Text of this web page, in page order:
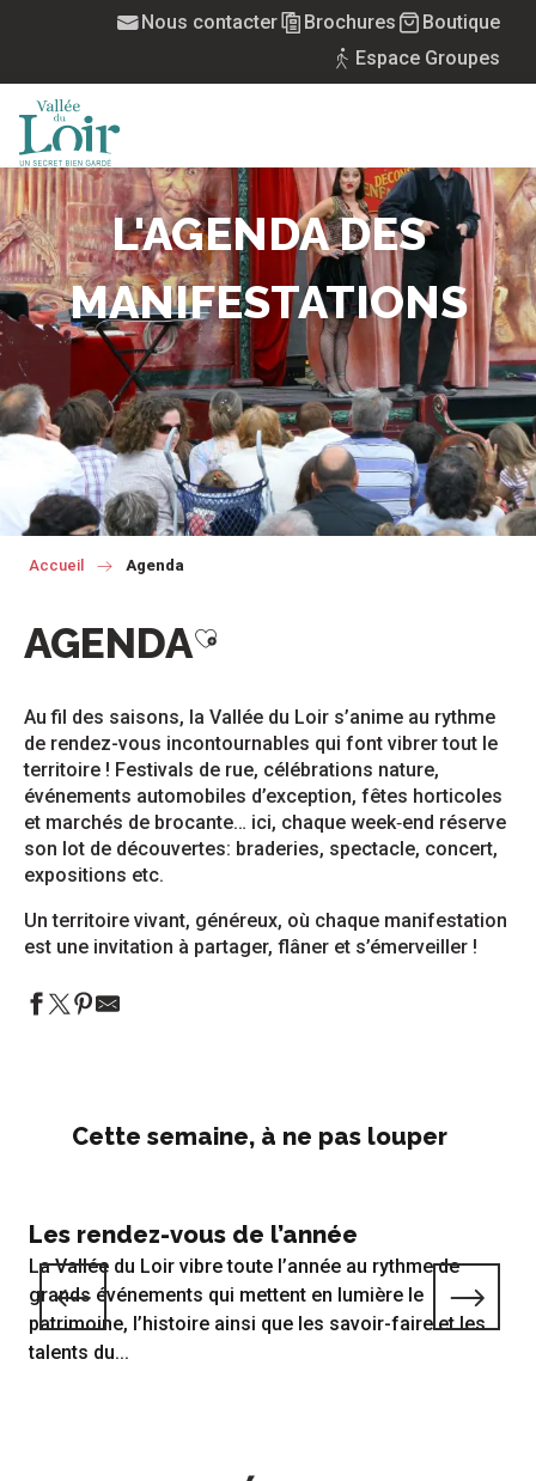
principal
Nous contacter Brochures
Boutique
Espace Groupes
L'AGENDA DES
MANIFESTATIONS
Accueil Agenda
AGENDAAjouter aux favoris
Au fil des saisons, la Vallée du Loir s’anime au rythme
de rendez-vous incontournables qui font vibrer tout le
territoire ! Festivals de rue, célébrations nature,
événements automobiles d’exception, fêtes horticoles
et marchés de brocante… ici, chaque week‑end réserve
son lot de découvertes: braderies, spectacle, concert,
expositions etc.
Un territoire vivant, généreux, où chaque manifestation
est une invitation à partager, flâner et s’émerveiller !
Cette semaine, à ne pas louper
Les rendez-vous de l’année
La Vallée du Loir vibre toute l’année au rythme de
grands événements qui mettent en lumière le
patrimoine, l’histoire ainsi que les savoir-faire et les
talents du...